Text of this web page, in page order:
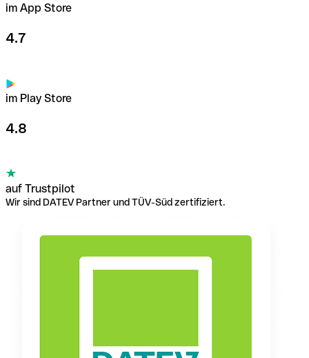
im App Store
4.7
im Play Store
4.8
auf Trustpilot
Wir sind DATEV Partner und TÜV-Süd zertifiziert.